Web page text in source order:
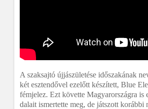
A szaksajtó újjászületése időszakának
két esztendővel ezelőtt készített, Blue
fémjelez. Ezt követte Magyarországra is
dalait ismertette meg, de játszott